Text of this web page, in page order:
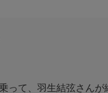
って、羽生結弦さん